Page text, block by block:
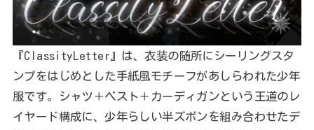
『ClassityLetter』は、衣装の随所にシーリングスタ
ンプをはじめとした手紙風モチーフがあしらわれた少年
服です。シャツ＋ベスト＋カーディガンという王道のレ
イヤード構成に、少年らしい半ズボンを組み合わせたデ